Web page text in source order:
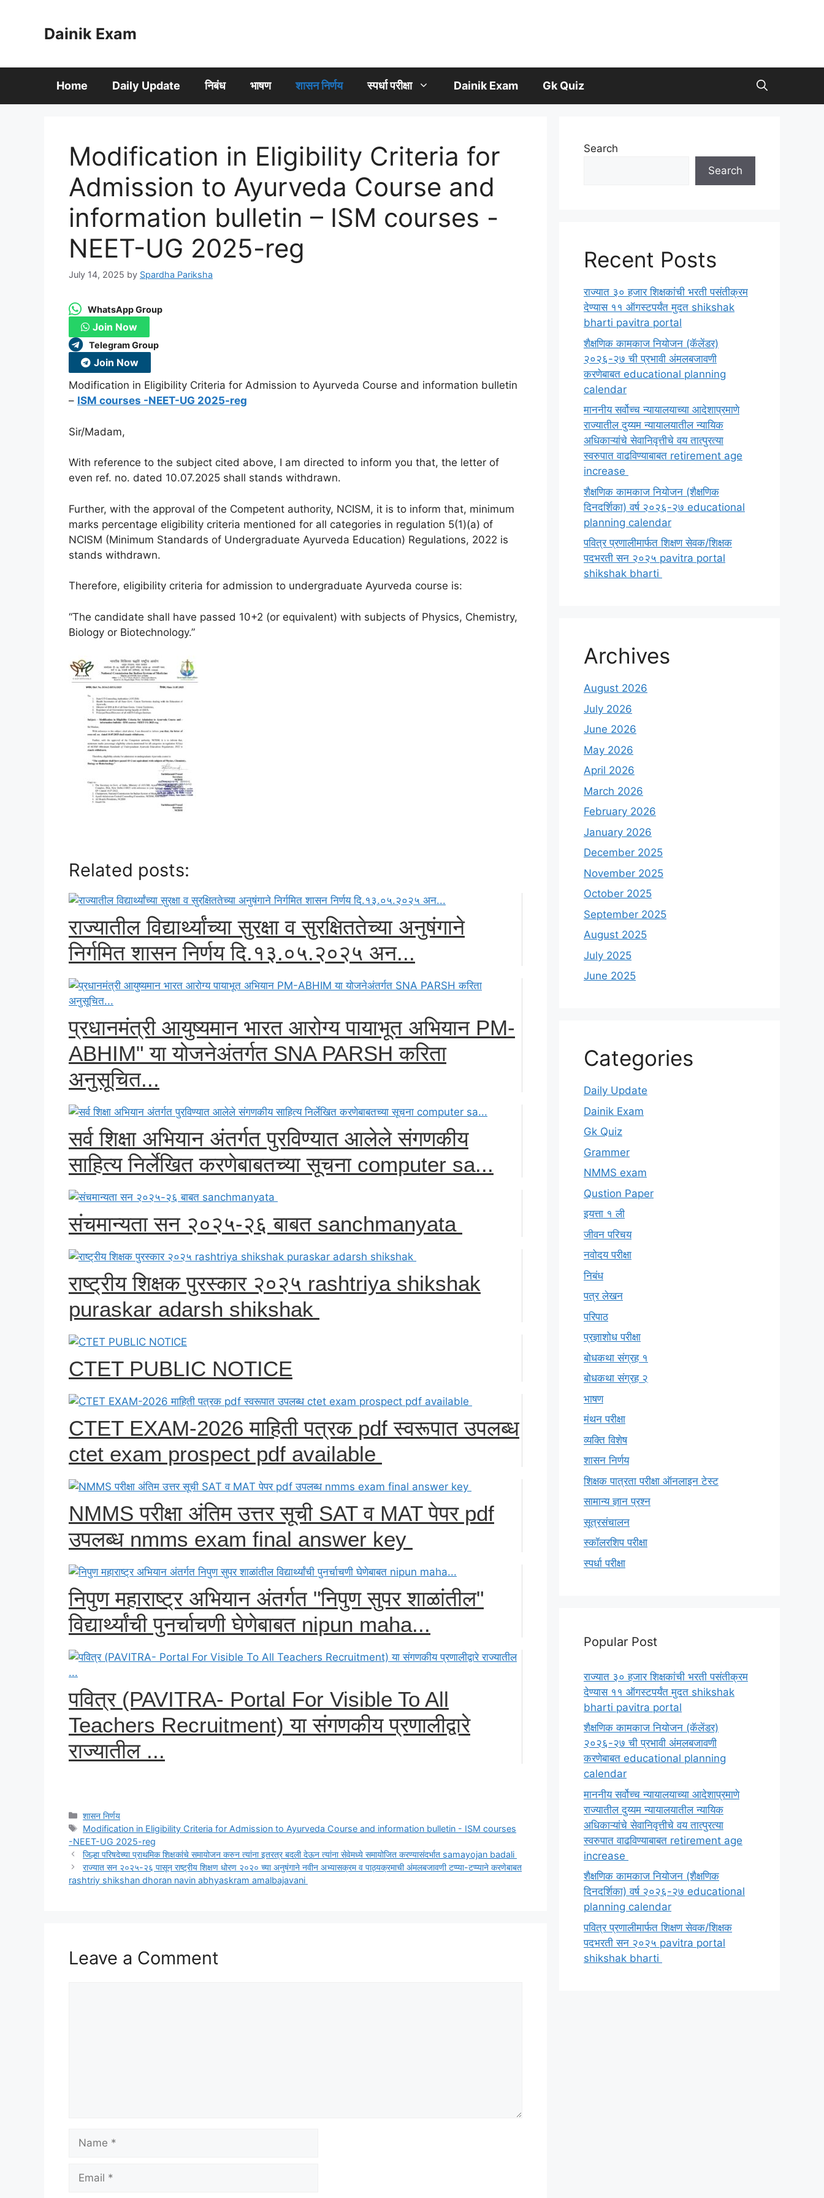
Dainik Exam
Home Daily Update निबंध भाषण शासन निर्णय स्पर्धा परीक्षा Dainik Exam Gk Quiz
Modification in Eligibility Criteria for
Admission to Ayurveda Course and
information bulletin – ISM courses -
NEET-UG 2025-reg
July 14, 2025 by Spardha Pariksha
WhatsApp Group
Join Now
Telegram Group
Join Now
Modification in Eligibility Criteria for Admission to Ayurveda Course and information bulletin
– ISM courses -NEET-UG 2025-reg
Sir/Madam,
With reference to the subject cited above, I am directed to inform you that, the letter of
even ref. no. dated 10.07.2025 shall stands withdrawn.
Further, with the approval of the Competent authority, NCISM, it is to inform that, minimum
marks percentage eligibility criteria mentioned for all categories in regulation 5(1)(a) of
NCISM (Minimum Standards of Undergraduate Ayurveda Education) Regulations, 2022 is
stands withdrawn.
Therefore, eligibility criteria for admission to undergraduate Ayurveda course is:
“The candidate shall have passed 10+2 (or equivalent) with subjects of Physics, Chemistry,
Biology or Biotechnology.”
Related posts:
राज्यातील विद्यार्थ्यांच्या सुरक्षा व सुरक्षिततेच्या अनुषंगाने
निर्गमित शासन निर्णय दि.१३.०५.२०२५ अन...
प्रधानमंत्री आयुष्यमान भारत आरोग्य पायाभूत अभियान PM-
ABHIM" या योजनेअंतर्गत SNA PARSH करिता
अनुसूचित...
सर्व शिक्षा अभियान अंतर्गत पुरविण्यात आलेले संगणकीय
साहित्य निर्लेखित करणेबाबतच्या सूचना computer sa...
संचमान्यता सन २०२५-२६ बाबत sanchmanyata
राष्ट्रीय शिक्षक पुरस्कार २०२५ rashtriya shikshak
puraskar adarsh shikshak
CTET PUBLIC NOTICE
CTET EXAM-2026 माहिती पत्रक pdf स्वरूपात उपलब्ध
ctet exam prospect pdf available
NMMS परीक्षा अंतिम उत्तर सूची SAT व MAT पेपर pdf
उपलब्ध nmms exam final answer key
निपुण महाराष्ट्र अभियान अंतर्गत "निपुण सुपर शाळांतील"
विद्यार्थ्यांची पुनर्चाचणी घेणेबाबत nipun maha...
पवित्र (PAVITRA- Portal For Visible To All
Teachers Recruitment) या संगणकीय प्रणालीद्वारे
राज्यातील ...
Categories
शासन निर्णय
Tags
Modification in Eligibility Criteria for Admission to Ayurveda Course and information bulletin - ISM courses
-NEET-UG 2025-reg
जिल्हा परिषदेच्या प्राथमिक शिक्षकांचे समायोजन करुन त्यांना इतरत्र बदली देऊन त्यांना सेवेमध्ये समायोजित करण्यासंदर्भात samayojan badali
राज्यात सन २०२५-२६ पासून राष्ट्रीय शिक्षण धोरण २०२० च्या अनुषंगाने नवीन अभ्यासक्रम व पाठ्यक्रमाची अंमलबजावणी टप्प्या-टप्प्याने करणेबाबत
rashtriy shikshan dhoran navin abhyaskram amalbajavani
Leave a Comment
Search
Search
Recent Posts
राज्यात ३० हजार शिक्षकांची भरती पसंतीक्रम
देण्यास ११ ऑगस्टपर्यंत मुदत shikshak
bharti pavitra portal
शैक्षणिक कामकाज नियोजन (कॅलेंडर)
२०२६-२७ ची प्रभावी अंमलबजावणी
करणेबाबत educational planning
calendar
माननीय सर्वोच्च न्यायालयाच्या आदेशाप्रमाणे
राज्यातील दुय्यम न्यायालयातील न्यायिक
अधिकाऱ्यांचे सेवानिवृत्तीचे वय तात्पुरत्या
स्वरुपात वाढविण्याबाबत retirement age
increase
शैक्षणिक कामकाज नियोजन (शैक्षणिक
दिनदर्शिका) वर्ष २०२६-२७ educational
planning calendar
पवित्र प्रणालीमार्फत शिक्षण सेवक/शिक्षक
पदभरती सन २०२५ pavitra portal
shikshak bharti
Archives
August 2026
July 2026
June 2026
May 2026
April 2026
March 2026
February 2026
January 2026
December 2025
November 2025
October 2025
September 2025
August 2025
July 2025
June 2025
Categories
Daily Update
Dainik Exam
Gk Quiz
Grammer
NMMS exam
Qustion Paper
इयत्ता १ ली
जीवन परिचय
नवोदय परीक्षा
निबंध
पत्र लेखन
परिपाठ
प्रज्ञाशोध परीक्षा
बोधकथा संग्रह १
बोधकथा संग्रह २
भाषण
मंथन परीक्षा
व्यक्ति विशेष
शासन निर्णय
शिक्षक पात्रता परीक्षा ऑनलाइन टेस्ट
सामान्य ज्ञान प्रश्न
सूत्रसंचालन
स्कॉलरशिप परीक्षा
स्पर्धा परीक्षा
Popular Post
राज्यात ३० हजार शिक्षकांची भरती पसंतीक्रम
देण्यास ११ ऑगस्टपर्यंत मुदत shikshak
bharti pavitra portal
शैक्षणिक कामकाज नियोजन (कॅलेंडर)
२०२६-२७ ची प्रभावी अंमलबजावणी
करणेबाबत educational planning
calendar
माननीय सर्वोच्च न्यायालयाच्या आदेशाप्रमाणे
राज्यातील दुय्यम न्यायालयातील न्यायिक
अधिकाऱ्यांचे सेवानिवृत्तीचे वय तात्पुरत्या
स्वरुपात वाढविण्याबाबत retirement age
increase
शैक्षणिक कामकाज नियोजन (शैक्षणिक
दिनदर्शिका) वर्ष २०२६-२७ educational
planning calendar
पवित्र प्रणालीमार्फत शिक्षण सेवक/शिक्षक
पदभरती सन २०२५ pavitra portal
shikshak bharti